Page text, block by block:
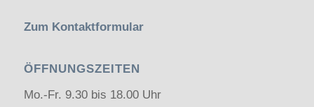
Zum Kontaktformular
ÖFFNUNGSZEITEN
Mo.-Fr. 9.30 bis 18.00 Uhr